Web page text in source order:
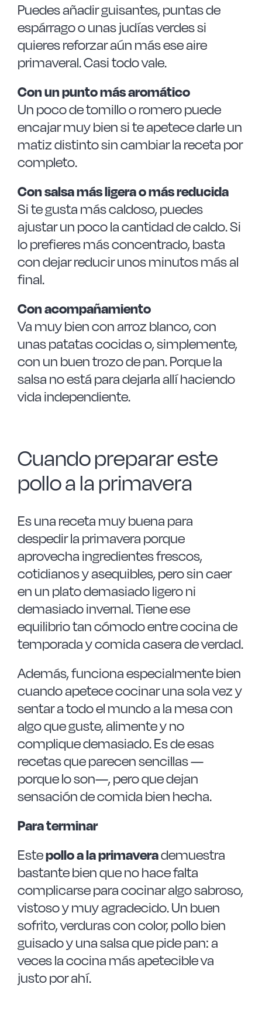
Puedes añadir guisantes, puntas de
espárrago o unas judías verdes si
quieres reforzar aún más ese aire
primaveral. Casi todo vale.
Con un punto más aromático
Un poco de tomillo o romero puede
encajar muy bien si te apetece darle un
matiz distinto sin cambiar la receta por
completo.
Con salsa más ligera o más reducida
Si te gusta más caldoso, puedes
ajustar un poco la cantidad de caldo. Si
lo prefieres más concentrado, basta
con dejar reducir unos minutos más al
final.
Con acompañamiento
Va muy bien con arroz blanco, con
unas patatas cocidas o, simplemente,
con un buen trozo de pan. Porque la
salsa no está para dejarla allí haciendo
vida independiente.
Cuando preparar este
pollo a la primavera
Es una receta muy buena para
despedir la primavera porque
aprovecha ingredientes frescos,
cotidianos y asequibles, pero sin caer
en un plato demasiado ligero ni
demasiado invernal. Tiene ese
equilibrio tan cómodo entre cocina de
temporada y comida casera de verdad.
Además, funciona especialmente bien
cuando apetece cocinar una sola vez y
sentar a todo el mundo a la mesa con
algo que guste, alimente y no
complique demasiado. Es de esas
recetas que parecen sencillas —
porque lo son—, pero que dejan
sensación de comida bien hecha.
Para terminar
Estepollo a la primaverademuestra
bastante bien que no hace falta
complicarse para cocinar algo sabroso,
vistoso y muy agradecido. Un buen
sofrito, verduras con color, pollo bien
guisado y una salsa que pide pan: a
veces la cocina más apetecible va
justo por ahí.